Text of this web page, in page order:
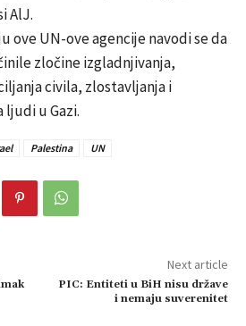
AlJ.
ove UN-ove agencije navodi se da
zločine izgladnjivanja,
civila, zlostavljanja i
u Gazi.
Palestina UN
Next article
PIC: Entiteti u BiH nisu države
i nemaju suverenitet